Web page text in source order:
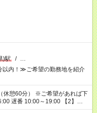
)駅 / …
内！≫ご希望の勤務地を紹介
希望があれば下
番 10:00～19:00 【2】夜
※Wワーク希望の